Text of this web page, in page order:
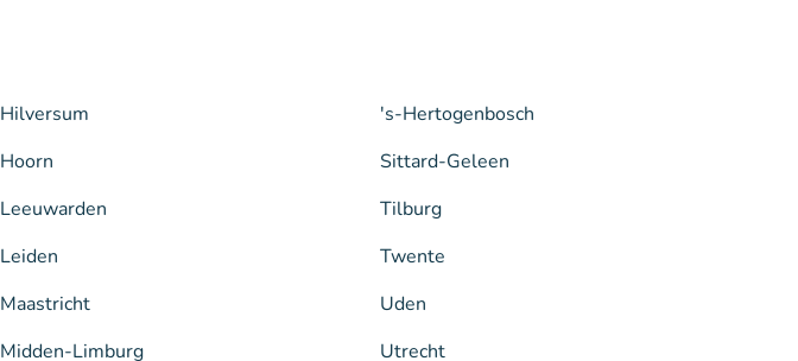
Hilversum
Hoorn
Leeuwarden
Leiden
Maastricht
Midden-Limburg
's-Hertogenbosch
Sittard-Geleen
Tilburg
Twente
Uden
Utrecht